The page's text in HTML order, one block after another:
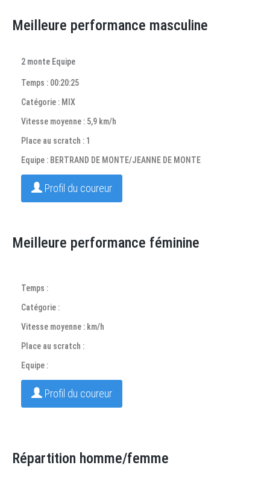
Meilleure performance masculine
2 monte Equipe
Temps : 00:20:25
Catégorie : MIX
Vitesse moyenne : 5,9 km/h
Place au scratch : 1
Equipe : BERTRAND DE MONTE/JEANNE DE MONTE
Profil du coureur
Meilleure performance féminine
Temps :
Catégorie :
Vitesse moyenne : km/h
Place au scratch :
Equipe :
Profil du coureur
Répartition homme/femme